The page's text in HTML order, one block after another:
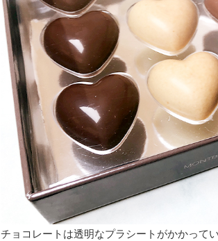
チョコレートは透明なプラシートがかかって